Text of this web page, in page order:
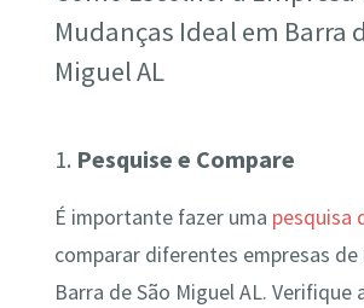
Mudanças Ideal em Barra
Miguel AL
1. Pesquise e Compare
É importante fazer uma pesquisa
comparar diferentes empresas de
Barra de São Miguel AL. Verifique